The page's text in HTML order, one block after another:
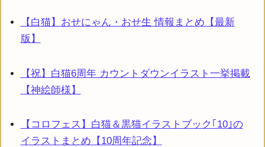
【白猫】おせにゃん・おせ生 情報まとめ【最新
版】
【祝】白猫6周年 カウントダウンイラスト一挙掲載
【神絵師様】
【コロフェス】白猫＆黒猫イラストブック｢10｣の
イラストまとめ【10周年記念】